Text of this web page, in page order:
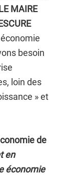
MAIRE
besoin
loin des
» et
de
en
économie